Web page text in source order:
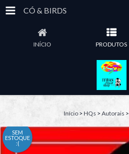
CÓ & BIRDS
INÍCIO PRODUTOS
Início > HQs > Autorais >
SEM
ESTOQUE
:(